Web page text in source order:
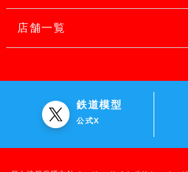
店舗一覧
鉄道模型
公式X